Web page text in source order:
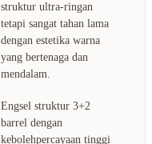
struktur ultra-ringan
tetapi sangat tahan lama
dengan estetika warna
yang bertenaga dan
mendalam.
Engsel struktur 3+2
barrel dengan
kebolehpercayaan tinggi